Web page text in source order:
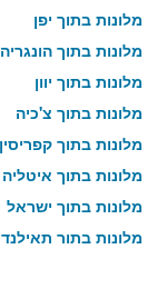
מלונות בתוך יפן
מלונות בתוך הונגריה
מלונות בתוך יוון
מלונות בתוך צ'כיה
מלונות בתוך קפריסין
מלונות בתוך איטליה
מלונות בתוך ישראל
מלונות בתוך תאילנד